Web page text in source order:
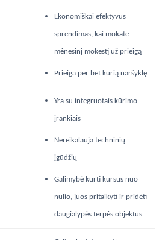
Ekonomiškai efektyvus
sprendimas, kai mokate
mėnesinį mokestį už prieigą
Prieiga per bet kurią naršyklę
Yra su integruotais kūrimo
įrankiais
Nereikalauja techninių
įgūdžių
Galimybė kurti kursus nuo
nulio, juos pritaikyti ir pridėti
daugialypės terpės objektus